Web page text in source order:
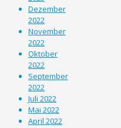
Dezember
2022
November
2022
Oktober
2022
September
2022
Juli 2022
Mai 2022
April 2022